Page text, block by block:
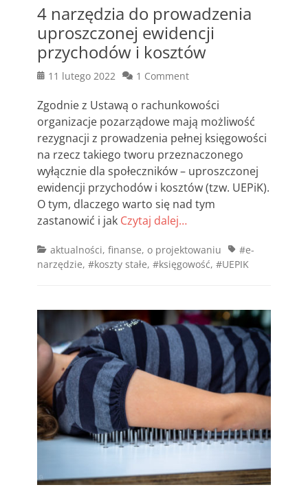
4 narzędzia do prowadzenia
uproszczonej ewidencji
przychodów i kosztów
Posted
11 lutego 2022 1 Comment
Zgodnie z Ustawą o rachunkowości
organizacje pozarządowe mają możliwość
rezygnacji z prowadzenia pełnej księgowości
na rzecz takiego tworu przeznaczonego
wyłącznie dla społeczników – uproszczonej
ewidencji przychodów i kosztów (tzw. UEPiK).
O tym, dlaczego warto się nad tym
zastanowić i jak Czytaj dalej…
Categories
aktualności, finanse, o projektowaniu Tags
#e-
narzędzie, #koszty stałe, #księgowość, #UEPIK